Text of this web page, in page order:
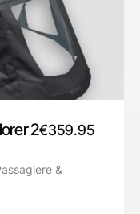
2€359.95
&